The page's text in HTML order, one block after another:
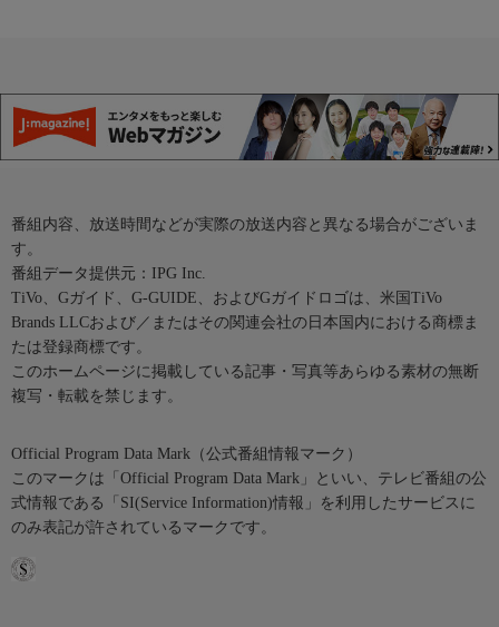
番組内容、放送時間などが実際の放送内容と異なる場合がございま
す。
番組データ提供元：IPG Inc.
TiVo、Gガイド、G-GUIDE、およびGガイドロゴは、米国TiVo
Brands LLCおよび／またはその関連会社の日本国内における商標ま
たは登録商標です。
このホームページに掲載している記事・写真等あらゆる素材の無断
複写・転載を禁じます。
Official Program Data Mark（公式番組情報マーク）
このマークは「Official Program Data Mark」といい、テレビ番組の公
式情報である「SI(Service Information)情報」を利用したサービスに
のみ表記が許されているマークです。